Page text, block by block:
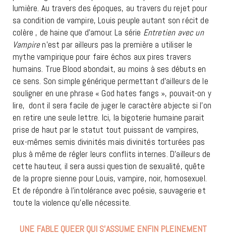
lumière. Au travers des époques, au travers du rejet pour
sa condition de vampire, Louis peuple autant son récit de
colère , de haine que d’amour. La série Entretien avec un
Vampiren’est par ailleurs pas la première a utiliser le
mythe vampirique pour faire échos aux pires travers
humains. True Blood abondait, au moins à ses débuts en
ce sens. Son simple générique permettant d’ailleurs de le
souligner en une phrase « God hates fangs », pouvait-on y
lire, dont il sera facile de juger le caractère abjecte si l’on
en retire une seule lettre. Ici, la bigoterie humaine parait
prise de haut par le statut tout puissant de vampires,
eux-mêmes semis divinités mais divinités torturées pas
plus à même de régler leurs conflits internes. D’ailleurs de
cette hauteur, il sera aussi question de sexualité, quête
de la propre sienne pour Louis, vampire, noir, homosexuel.
Et de répondre à l’intolérance avec poésie, sauvagerie et
toute la violence qu’elle nécessite.
UNE FABLE QUEER QUI S’ASSUME ENFIN PLEINEMENT